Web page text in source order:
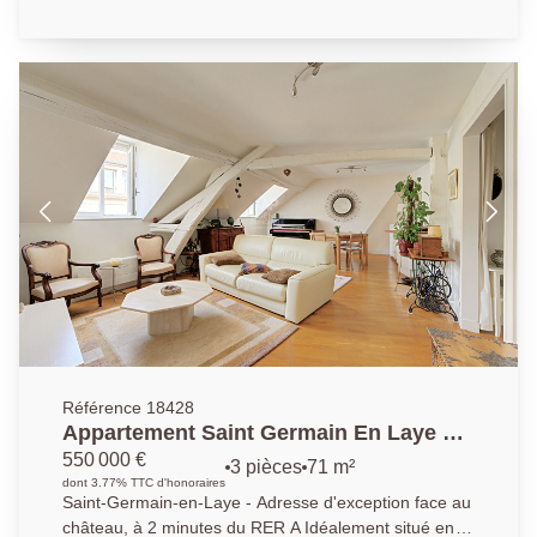
chambres,, deux salles de bains, répondant
parfaitement aux besoins d'une famille. deux caves
complètent ce bien. EXCLUSIVITÉ AP: 01 39 04 09
Référence 18428
Appartement Saint Germain En Laye 3
pièce(s) 71.97 m2
550 000 €
dont 3.77% TTC d'honoraires
3 pièces 71 m²
Saint-Germain-en-Laye - Adresse d'exception face au
château, à 2 minutes du RER A Idéalement situé en